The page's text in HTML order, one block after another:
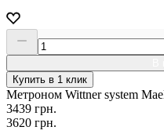
Купить в 1 клик
Метроном Wittner system
3439 грн.
3620 грн.